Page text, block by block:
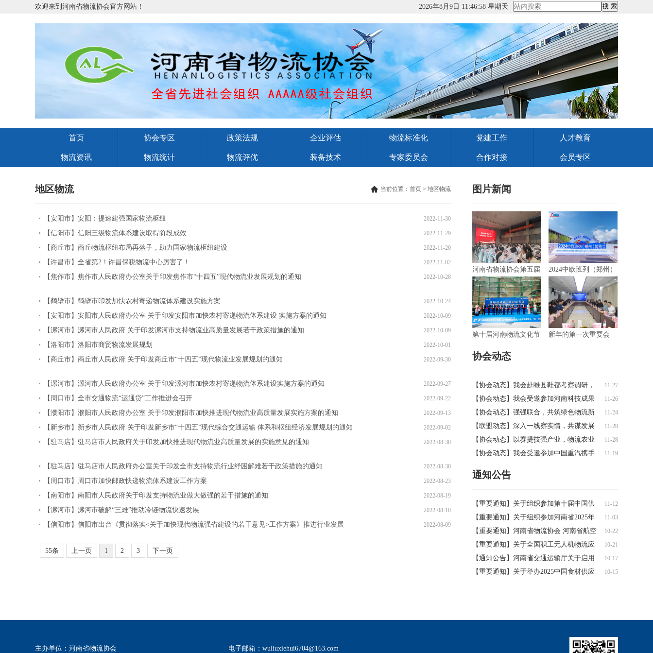
欢迎来到河南省物流协会官方网站！ 2026年8月9日 11:46:58 星期天
首页 协会专区 政策法规 企业评估 物流标准化 党建工作 人才教育
物流资讯 物流统计 物流评优 装备技术 专家委员会 合作对接 会员专区
地区物流 当前位置： 首页 > 地区物流
【安阳市】安阳：提速建强国家物流枢纽 2022-11-30
【信阳市】信阳三级物流体系建设取得阶段成效 2022-11-29
【商丘市】商丘物流枢纽布局再落子，助力国家物流枢纽建设 2022-11-20
【许昌市】全省第2！许昌保税物流中心厉害了！ 2022-11-02
【焦作市】焦作市人民政府办公室关于印发焦作市“十四五”现代物流业发展规划的通知 2022-10-28
【鹤壁市】鹤壁市印发加快农村寄递物流体系建设实施方案 2022-10-24
【安阳市】安阳市人民政府办公室 关于印发安阳市加快农村寄递物流体系建设 实施方案的通知 2022-10-09
【漯河市】漯河市人民政府 关于印发漯河市支持物流业高质量发展若干政策措施的通知 2022-10-09
【洛阳市】洛阳市商贸物流发展规划 2022-10-01
【商丘市】商丘市人民政府 关于印发商丘市“十四五”现代物流业发展规划的通知 2022-09-30
【漯河市】漯河市人民政府办公室 关于印发漯河市加快农村寄递物流体系建设实施方案的通知 2022-09-27
【周口市】全市交通物流“运通贷”工作推进会召开 2022-09-22
【濮阳市】濮阳市人民政府办公室 关于印发濮阳市加快推进现代物流业高质量发展实施方案的通知 2022-09-13
【新乡市】新乡市人民政府 关于印发新乡市“十四五”现代综合交通运输 体系和枢纽经济发展规划的通知 2022-09-02
【驻马店】驻马店市人民政府关于印发加快推进现代物流业高质量发展的实施意见的通知 2022-08-30
【驻马店】驻马店市人民政府办公室关于印发全市支持物流行业纾困解难若干政策措施的通知 2022-08-30
【周口市】周口市加快邮政快递物流体系建设工作方案 2022-08-23
【南阳市】南阳市人民政府关于印发支持物流业做大做强的若干措施的通知 2022-08-19
【漯河市】漯河市破解“三难”推动冷链物流快速发展 2022-08-10
【信阳市】信阳市出台《贯彻落实<关于加快现代物流强省建设的若干意见>工作方案》推进行业发展 2022-08-09
55条 上一页 1 2 3 下一页
图片新闻
河南省物流协会第五届
会员代表大会胜利召开
2024中欧班列（郑州）
博览会完美收官
第十届河南物流文化节
供应链展览会隆重举行
新年的第一次重要会
协会动态
【协会动态】我会赴睢县鞋都考察调研，
共谋物流园区高质量发展新路径
11-27
【协会动态】我会受邀参加河南科技成果
博览会“产创融合”专家行暨原阳县食品企
业全产业链发展座谈会
11-26
【协会动态】强强联合，共筑绿色物流新
生态——我会常务副会长李霞一行赴郑州
发投物联科技有限公司调研交流
11-24
【联盟动态】深入一线察实情，共谋发展
新篇章——河南省乡村商贸物流产业联盟
走进华源国际农产品物流港调研
11-28
【协会动态】以赛提技强产业，物流农业
谱新篇——2025年第一届全国职工无人机
11-28
【协会动态】我会受邀参加中国重汽携手
系统发布仪式
11-19
通知公告
【重要通知】关于组织参加第十届中国供
应链服务创新与应用年会的通知
11-12
【重要通知】关于组织参加河南省2025年
高校毕业生等青年就业服务攻坚行动暨河
南牧业经济学院2026届毕业生冬季校园双
选会的通知
11-03
【重要通知】河南省物流协会 河南省航空
工业协会关于组织参加全国职工无人机物
流应用及农业应用大赛(邀请赛)的通知
10-22
【重要通知】关于全国职工无人机物流应
用、农业应用大赛(邀请赛)的补充通知
10-21
【通知公告】河南省交通运输厅关于启用
跨省大件运输并联许可系统V3.0和新的河
10-17
【重要通知】关于举办2025中国食材供应
10-15
主办单位：河南省物流协会 电子邮箱：wuliuxiehui6704@163.com